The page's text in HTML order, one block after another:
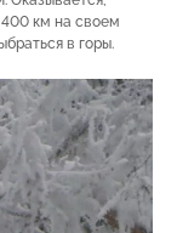
км на своем
в горы.